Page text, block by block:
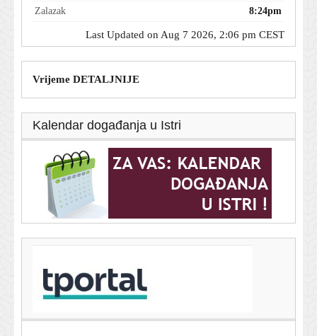
Zalazak
8:24pm
Last Updated on Aug 7 2026, 2:06 pm CEST
Vrijeme DETALJNIJE
Kalendar događanja u Istri
Njemačka aktivirala hitne mjere: Umjesto rijeka,
prebacite teret na ceste